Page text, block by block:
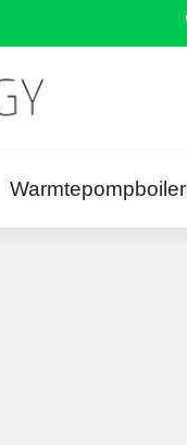
Warmtepompboiler